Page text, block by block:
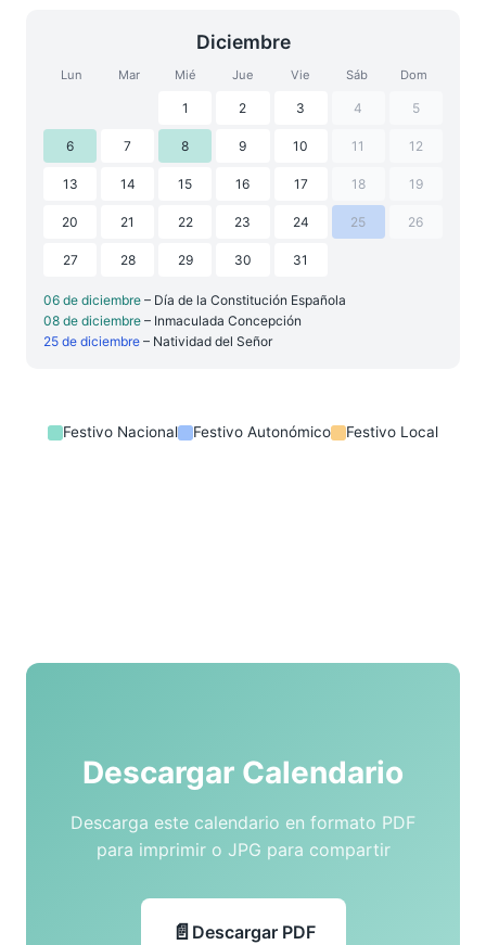
Diciembre
Lun Mar Mié Jue Vie Sáb Dom
1 2 3 4 5
6 7 8 9 10 11 12
13 14 15 16 17 18 19
20 21 22 23 24 25 26
27 28 29 30 31
06 de diciembre – Día de la Constitución Española
08 de diciembre – Inmaculada Concepción
25 de diciembre – Natividad del Señor
Festivo Nacional Festivo Autonómico Festivo Local
Descargar Calendario
Descarga este calendario en formato PDF
para imprimir o JPG para compartir
Descargar PDF